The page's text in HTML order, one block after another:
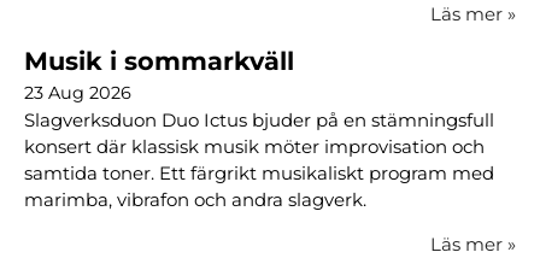
Läs mer »
Musik i sommarkväll
23 Aug 2026
Slagverksduon Duo Ictus bjuder på en stämningsfull
konsert där klassisk musik möter improvisation och
samtida toner. Ett färgrikt musikaliskt program med
marimba, vibrafon och andra slagverk.
Läs mer »